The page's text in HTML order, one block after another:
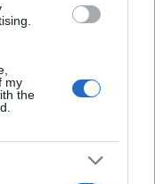
my
the
sviluppi chiave del 8